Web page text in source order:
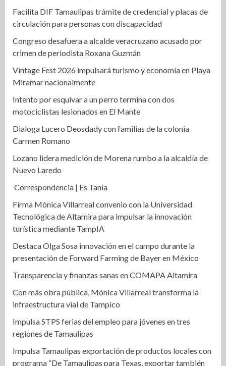
Facilita DIF Tamaulipas trámite de credencial y placas de
circulación para personas con discapacidad
Congreso desafuera a alcalde veracruzano acusado por
crimen de periodista Roxana Guzmán
Vintage Fest 2026 impulsará turismo y economía en Playa
Miramar nacionalmente
Intento por esquivar a un perro termina con dos
motociclistas lesionados en El Mante
Dialoga Lucero Deosdady con familias de la colonia
Carmen Romano
Lozano lidera medición de Morena rumbo a la alcaldía de
Nuevo Laredo
Correspondencia | Es Tania
Firma Mónica Villarreal convenio con la Universidad
Tecnológica de Altamira para impulsar la innovación
turística mediante TampIA
Destaca Olga Sosa innovación en el campo durante la
presentación de Forward Farming de Bayer en México
Transparencia y finanzas sanas en COMAPA Altamira
Con más obra pública, Mónica Villarreal transforma la
infraestructura vial de Tampico
Impulsa STPS ferias del empleo para jóvenes en tres
regiones de Tamaulipas
Impulsa Tamaulipas exportación de productos locales con
programa “De Tamaulipas para Texas, exportar también